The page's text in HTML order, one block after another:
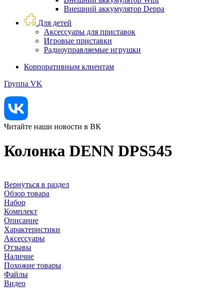
Внешний аккумулятор Deppa
Для детей
Аксессуары для приставок
Игровые приставки
Радиоуправляемые игрушки
Корпоративным клиентам
Группа VK
Читайте наши новости в ВК
Колонка DENN DPS545
Вернуться в раздел
Обзор товара
Набор
Комплект
Описание
Характеристики
Аксессуары
Отзывы
Наличие
Похожие товары
Файлы
Видео